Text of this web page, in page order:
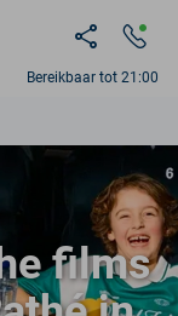
Bereikbaar tot 21:00
films